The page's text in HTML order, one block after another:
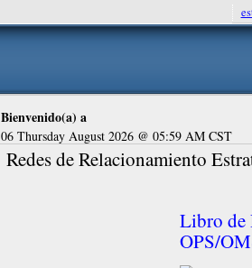
Bienvenido(a) a
06 Thursday August 2026 @ 05:59 AM CST
Redes de Relacionamiento
Libro de
OPS/